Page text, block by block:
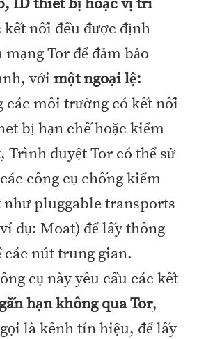
kết nối đều được định
Tor để đảm bảo
với một ngoại lệ:
các môi trường có kết nối
bị hạn chế hoặc kiểm
Trình duyệt Tor có thể sử
công cụ chống kiểm
như pluggable transports
dụ: Moat) để lấy thông
các nút trung gian.
cụ này yêu cầu các kết
hạn không qua Tor,
là kênh tín hiệu, để lấy